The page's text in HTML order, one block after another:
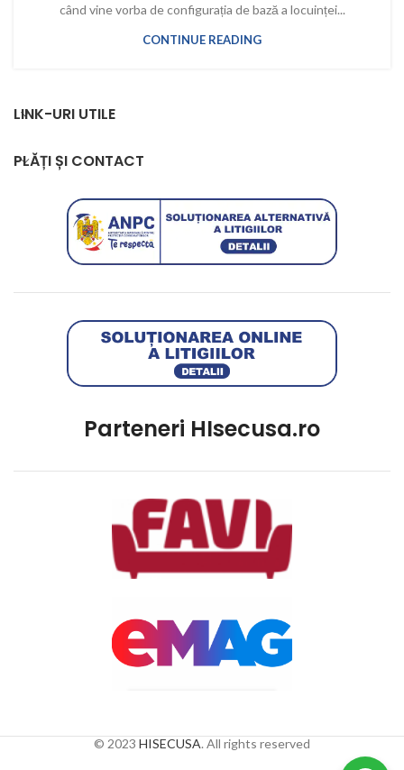
când vine vorba de configurația de bază a locuinței...
CONTINUE READING
LINK-URI UTILE
PLĂȚI ȘI CONTACT
Parteneri HIsecusa.ro
© 2023 HISECUSA. All rights reserved